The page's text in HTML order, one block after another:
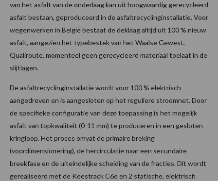
van het asfalt van de onderlaag kan uit hoogwaardig gerecycleerd
asfalt bestaan, geproduceerd in de asfaltrecyclinginstallatie. Voor
wegenwerken in België bestaat de deklaag altijd uit 100 % nieuw
asfalt, aangezien het typebestek van het Waalse Gewest,
Qualiroute, momenteel geen gerecycleerd materiaal toelaat in de
slijtlagen.
De asfaltrecyclinginstallatie wordt voor 100 % elektrisch
aangedreven en is aangesloten op het reguliere stroomnet. Door
de specifieke configuratie van deze toepassing is het mogelijk
asfalt van topkwaliteit (0-11 mm) te produceren in een gesloten
kringloop. Het proces omvat de primaire breking
(voordimensionering), de hercirculatie naar een secundaire
breekfase en de uiteindelijke scheiding van de fracties. Dit wordt
gerealiseerd met de Keestrack C6e en 2 statische, elektrisch